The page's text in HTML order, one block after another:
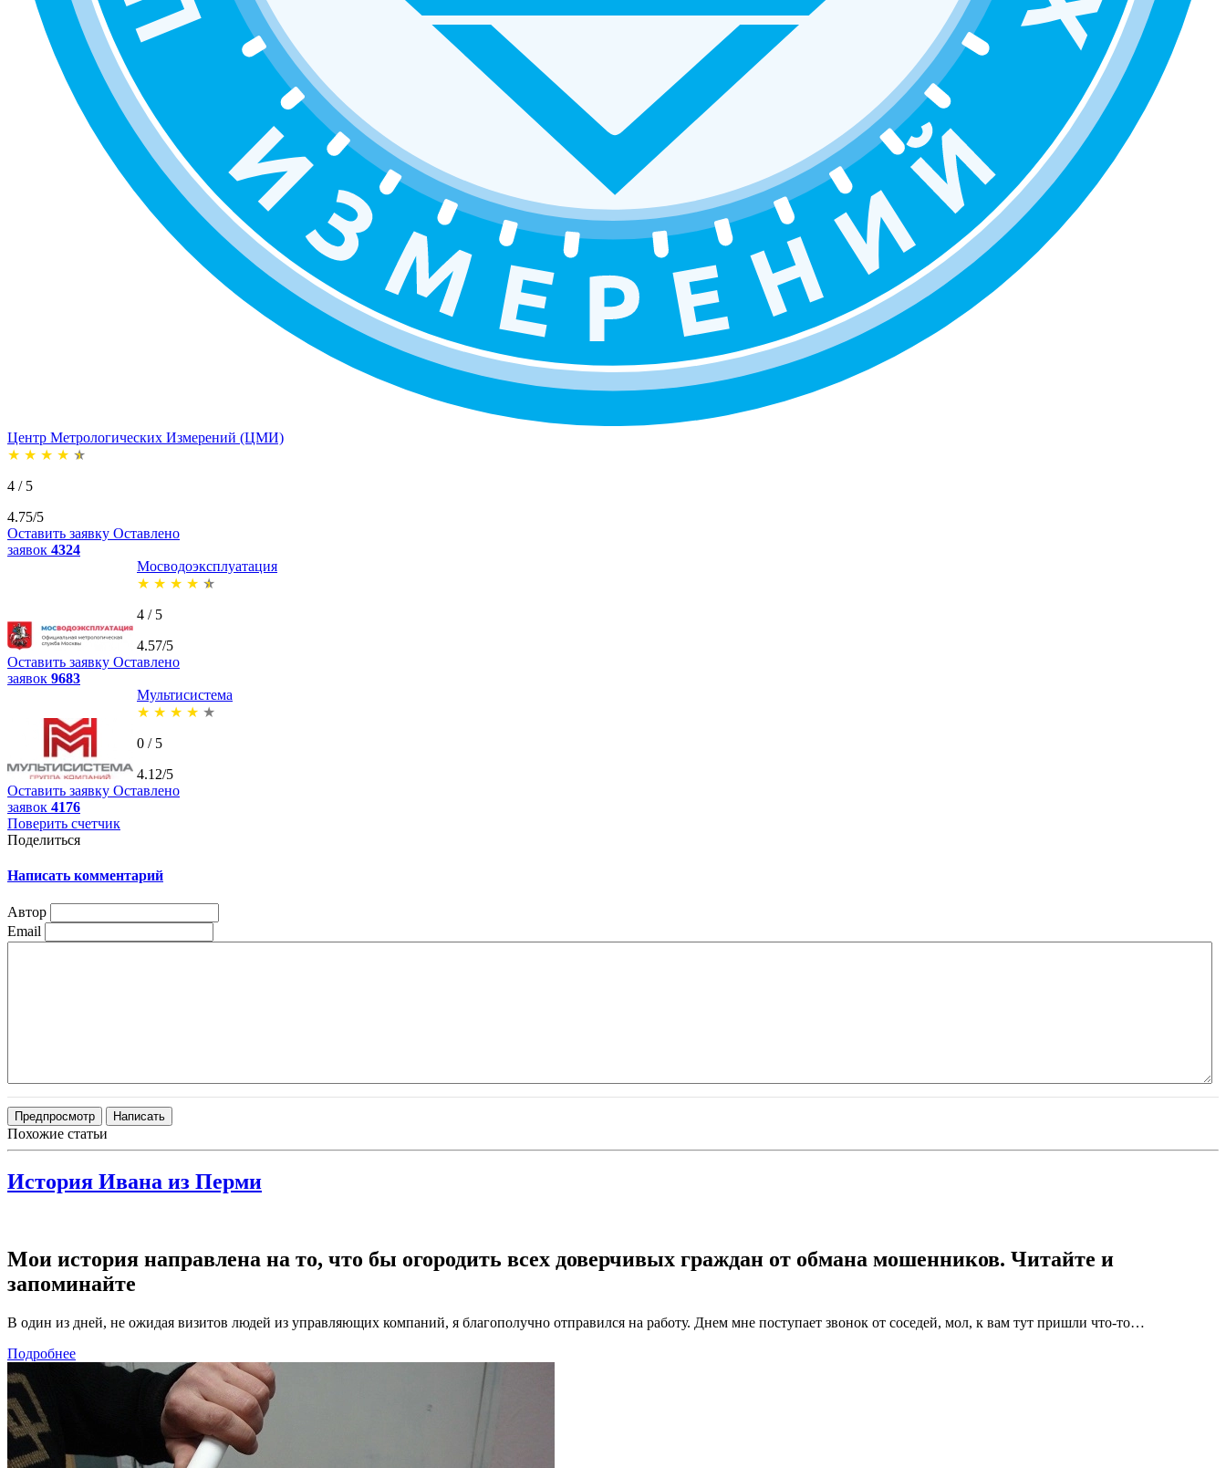
Центр Метрологических Измерений (ЦМИ)
★ ★ ★ ★ ★
4 / 5
4.75/5
Оставить заявку Оставлено
заявок 4324
Мосводоэксплуатация
★ ★ ★ ★ ★
4 / 5
4.57/5
Оставить заявку Оставлено
заявок 9683
Мультисистема
★ ★ ★ ★ ★
0 / 5
4.12/5
Оставить заявку Оставлено
заявок 4176
Поверить счетчик
Поделиться
Написать комментарий
Автор
Email
Похожие статьи
История Ивана из Перми
Мои история направлена на то, что бы огородить всех доверчивых граждан от обмана мошенников. Читайте и
запоминайте
В один из дней, не ожидая визитов людей из управляющих компаний, я благополучно отправился на работу. Днем мне поступает звонок от соседей, мол, к вам тут пришли что-то…
Подробнее